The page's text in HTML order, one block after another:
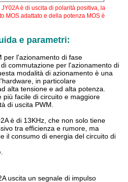
è di uscita di polarità positiva, la
MOS adattato e della potenza MOS è
e parametri:
per l'azionamento di fase
commutazione per l'azionamento di
modalità di azionamento è una
in particolare
alta tensione e ad alta potenza.
più facile di circuito e maggiore
di uscita PWM.
è di 13KHz, che non solo tiene
tra efficienza e rumore, ma
il consumo di energia del circuito di
uscita un segnale di impulso